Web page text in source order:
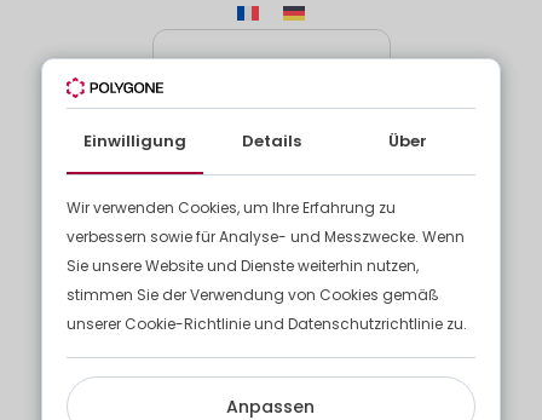
Based on
Modulare Lösungen
Standardlösungen
Maßgeschneiderte Lösungen
Lösungen für Wohnhäuser
Lösungen für Abfall
Sammlung Ihrer Abfälle
Kettenkipper
Hakenkipper
Einwilligung Details Über
Wir verwenden Cookies, um Ihre Erfahrung zu
verbessern sowie für Analyse- und Messzwecke. Wenn
Sie unsere Website und Dienste weiterhin nutzen,
stimmen Sie der Verwendung von Cookies gemäß
unserer Cookie-Richtlinie und Datenschutzrichtlinie zu.
Anpassen